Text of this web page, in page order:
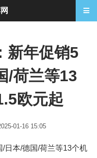
年促销5
/荷兰等13
欧元起
01-16 15:05
日本/德国/荷兰等13个机